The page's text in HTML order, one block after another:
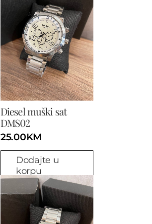
Diesel muški sat
DMS02
25.00KM
Dodajte u
korpu